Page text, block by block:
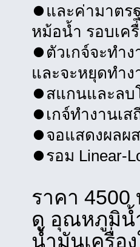
⏺และค่ามาตร
หม้อน้ำ รอบเค
⏺ตัวเกจ์จะทำ
และจะหยุดทำง
⏺สแกนและลบ
⏺เกจ์ทำงานเส
⏺จอแสดงผลผ
⏺รอม Linear-
ราคา 4500
ดู อุณหภูมิน้
น้ำมันเครื่อ